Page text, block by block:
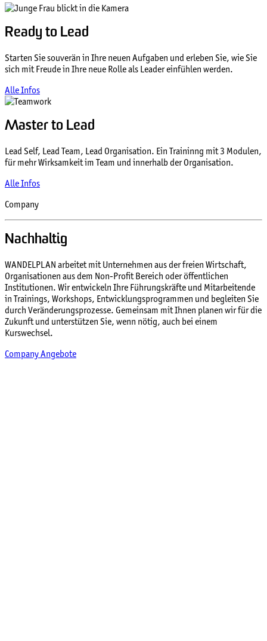
Ready to Lead
Starten Sie souverän in Ihre neuen Aufgaben und erleben Sie, wie Sie
sich mit Freude in Ihre neue Rolle als Leader einfühlen werden.
Alle Infos
Master to Lead
Lead Self, Lead Team, Lead Organisation. Ein Traininng mit 3 Modulen,
für mehr Wirksamkeit im Team und innerhalb der Organisation.
Alle Infos
Company
Nachhaltig
WANDELPLAN arbeitet mit Unternehmen aus der freien Wirtschaft,
Organisationen aus dem Non-Profit Bereich oder öffentlichen
Institutionen. Wir entwickeln Ihre Führungskräfte und Mitarbeitende
in Trainings, Workshops, Entwicklungsprogrammen und begleiten Sie
durch Veränderungsprozesse. Gemeinsam mit Ihnen planen wir für die
Zukunft und unterstützen Sie, wenn nötig, auch bei einem
Kurswechsel.
Company Angebote